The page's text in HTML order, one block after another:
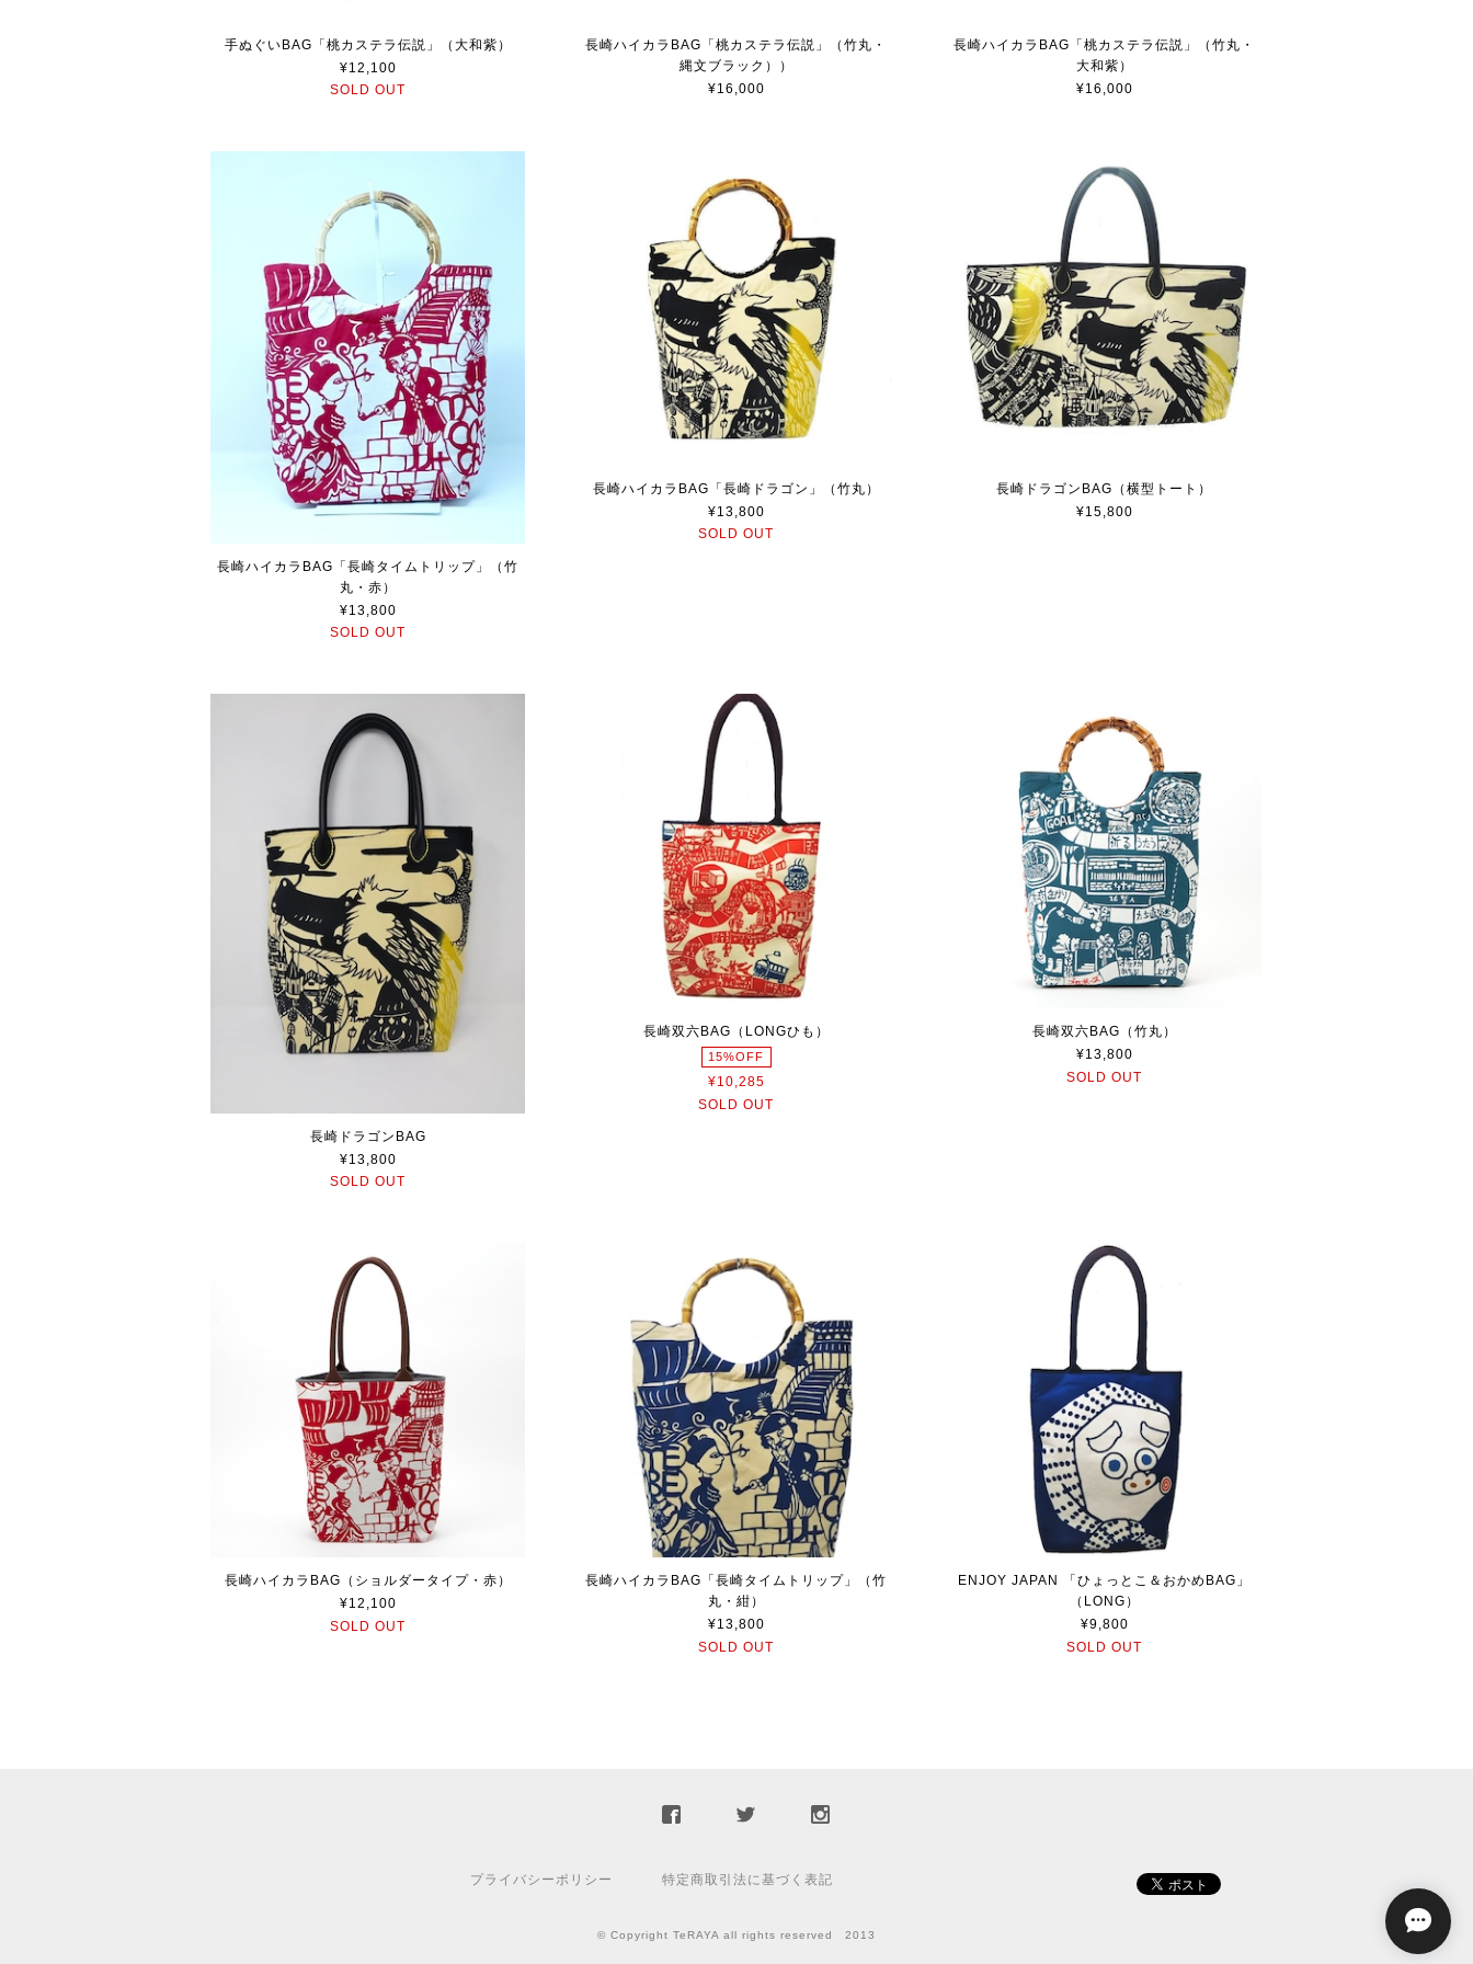
手ぬぐいBAG「桃カステラ伝説」（大和紫）
¥12,100
SOLD OUT
長崎ハイカラBAG「桃カステラ伝説」（竹丸・
縄文ブラック））
¥16,000
長崎ハイカラBAG「桃カステラ伝説」（竹丸・
大和紫）
¥16,000
長崎ハイカラBAG「長崎タイムトリップ」（竹
丸・赤）
¥13,800
SOLD OUT
長崎ハイカラBAG「長崎ドラゴン」（竹丸）
¥13,800
SOLD OUT
長崎ドラゴンBAG（横型トート）
¥15,800
長崎ドラゴンBAG
¥13,800
SOLD OUT
長崎双六BAG（LONGひも）
15%OFF
¥10,285
SOLD OUT
長崎双六BAG（竹丸）
¥13,800
SOLD OUT
長崎ハイカラBAG（ショルダータイプ・赤）
¥12,100
SOLD OUT
長崎ハイカラBAG「長崎タイムトリップ」（竹
丸・紺）
¥13,800
SOLD OUT
ENJOY JAPAN 「ひょっとこ＆おかめBAG」
（LONG）
¥9,800
SOLD OUT
プライバシーポリシー 特定商取引法に基づく表記
© Copyright TeRAYA all rights reserved 2013